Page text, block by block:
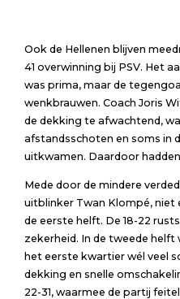
Ook de Hellenen blijven
41 overwinning bij PSV. Het
was prima, maar de
wenkbrauwen. Coach Joris
de dekking te afwachtend,
afstandsschoten en soms in
uitkwamen. Daardoor
Mede door de mindere
uitblinker Twan Klompé, niet
de eerste helft. De 18-22
zekerheid. In de tweede helft
het eerste kwartier wél veel
dekking en snelle
22-31, waarmee de partij